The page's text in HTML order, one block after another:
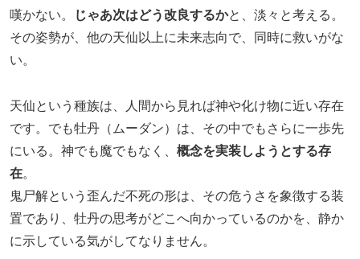
嘆かない。
じゃあ次はどう改良するかと、淡々と考える。
その姿勢が、他の天仙以上に未来志向で、同時に救いがな
い。
天仙という種族は、人間から見れば神や化け物に近い存在
です。でも牡丹（ムーダン）は、その中でもさらに一歩先
にいる。神でも魔でもなく、 概念を実装しようとする存
在。
鬼尸解という歪んだ不死の形は、その危うさを象徴する装
置であり、牡丹の思考がどこへ向かっているのかを、静か
に示している気がしてなりません。